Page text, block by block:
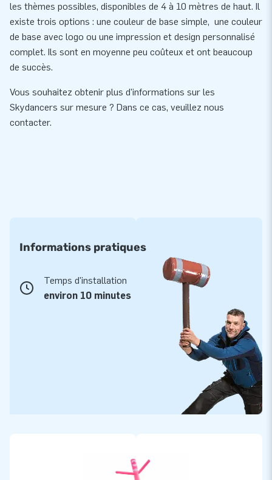
les thèmes possibles, disponibles de 4 à 10 mètres de haut. Il
existe trois options : une couleur de base simple, une couleur
de base avec logo ou une impression et design personnalisé
complet. Ils sont en moyenne peu coûteux et ont beaucoup
de succès.
Vous souhaitez obtenir plus d'informations sur les
Skydancers sur mesure ? Dans ce cas, veuillez nous
contacter.
Informations pratiques
Temps d'installation
environ 10 minutes